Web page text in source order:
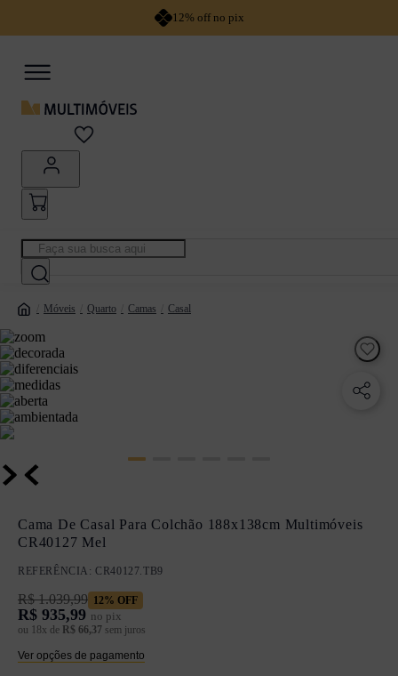
12% off no pix
Faça sua busca aqui
Móveis Quarto Camas Casal
Cama De Casal Para Colchão 188x138cm Multimóveis
CR40127 Mel
REFERÊNCIA :CR40127.TB9
R$ 1.039,99 12% OFF
R$ 935,99 no pix
ou
18 x de R$ 66,37 sem juros
Ver opções de pagamento